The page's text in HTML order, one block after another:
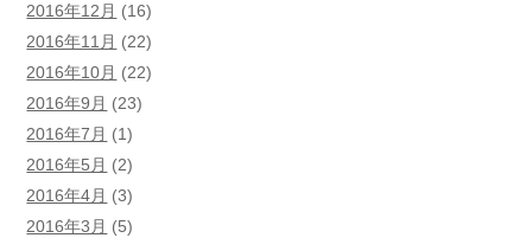
2016年12月 (16)
2016年11月 (22)
2016年10月 (22)
2016年9月 (23)
2016年7月 (1)
2016年5月 (2)
2016年4月 (3)
2016年3月 (5)